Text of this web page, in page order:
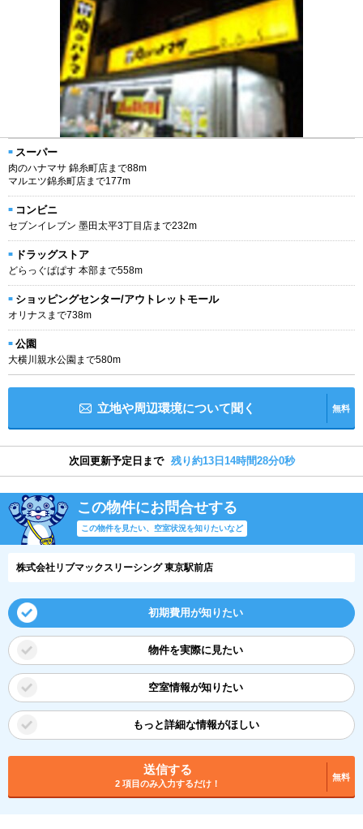
スーパー
肉のハナマサ 錦糸町店まで88m
マルエツ錦糸町店まで177m
コンビニ
セブンイレブン 墨田太平3丁目店まで232m
ドラッグストア
どらっぐぱぱす 本部まで558m
ショッピングセンター/アウトレットモール
オリナスまで738m
公園
大横川親水公園まで580m
立地や周辺環境について聞く 無料
次回更新予定日まで 残り約13日14時間27分59秒
この物件にお問合せする
この物件を見たい、空室状況を知りたいなど
株式会社リブマックスリーシング 東京駅前店
初期費用が知りたい
物件を実際に見たい
空室情報が知りたい
もっと詳細な情報がほしい
送信する
2 項目のみ入力するだけ！
無料